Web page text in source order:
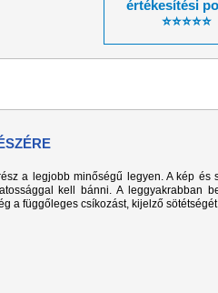
értékesítési
⭐⭐⭐⭐⭐
a legjobb minőségű legyen. A kép
kell bánni. A leggyakrabban
a függőleges csíkozást, kijelző